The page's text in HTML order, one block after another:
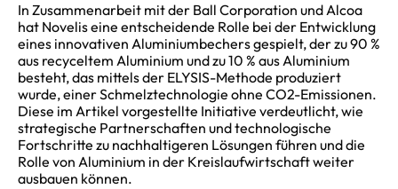
In Zusammenarbeit mit der Ball Corporation und Alcoa
hat Novelis eine entscheidende Rolle bei der Entwicklung
eines innovativen Aluminiumbechers gespielt, der zu 90 %
aus recyceltem Aluminium und zu 10 % aus Aluminium
besteht, das mittels der ELYSIS-Methode produziert
wurde, einer Schmelztechnologie ohne CO2-Emissionen.
Diese im Artikel vorgestellte Initiative verdeutlicht, wie
strategische Partnerschaften und technologische
Fortschritte zu nachhaltigeren Lösungen führen und die
Rolle von Aluminium in der Kreislaufwirtschaft weiter
ausbauen können.